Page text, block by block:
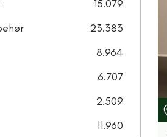
15.079
23.383
8.964
6.707
2.509
11.960